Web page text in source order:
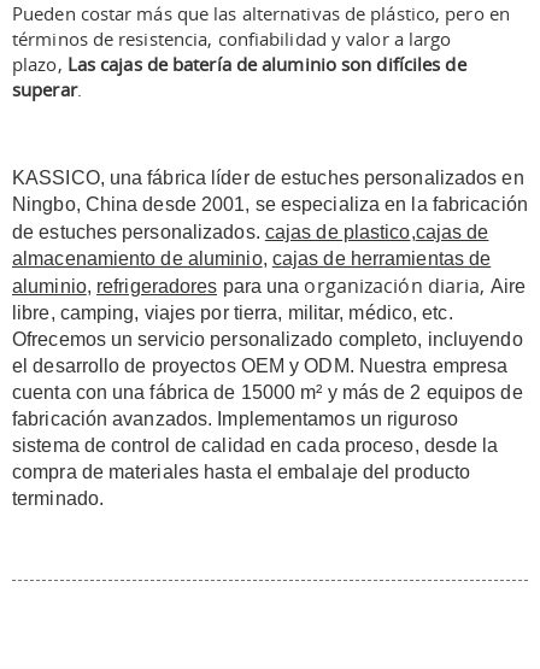
Pueden costar más que las alternativas de plástico, pero en
términos de resistencia, confiabilidad y valor a largo
plazo, Las cajas de batería de aluminio son difíciles de
superar.
KASSICO, una fábrica líder de estuches personalizados en
Ningbo, China desde 2001, se especializa en la fabricación
de estuches personalizados. cajas de plastico,cajas de
almacenamiento de aluminio, cajas de herramientas de
aluminio, refrigeradores para una organización diaria, Aire
libre, camping, viajes por tierra, militar, médico, etc.
Ofrecemos un servicio personalizado completo, incluyendo
el desarrollo de proyectos OEM y ODM. Nuestra empresa
cuenta con una fábrica de 15000 m² y más de 2 equipos de
fabricación avanzados. Implementamos un riguroso
sistema de control de calidad en cada proceso, desde la
compra de materiales hasta el embalaje del producto
terminado.